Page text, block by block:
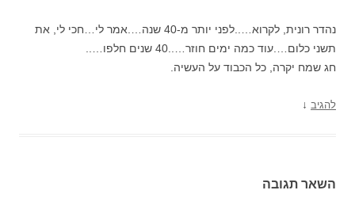
נהדר רונית, לקרוא…..לפני יותר מ-40 שנה….אמר לי…חכי לי, את
תשני כלום….עוד כמה ימים חוזר…..40 שנים חלפו…..
חג שמח יקרה, כל הכבוד על העשיה.
להגיב ↓
השאר תגובה